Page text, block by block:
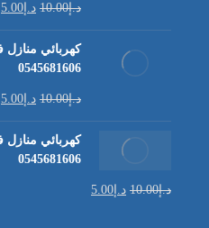
د.إ10.00 د.إ 5.00
0545681606
د.إ10.00 د.إ 5.00
0545681606
د.إ10.00 د.إ 5.00